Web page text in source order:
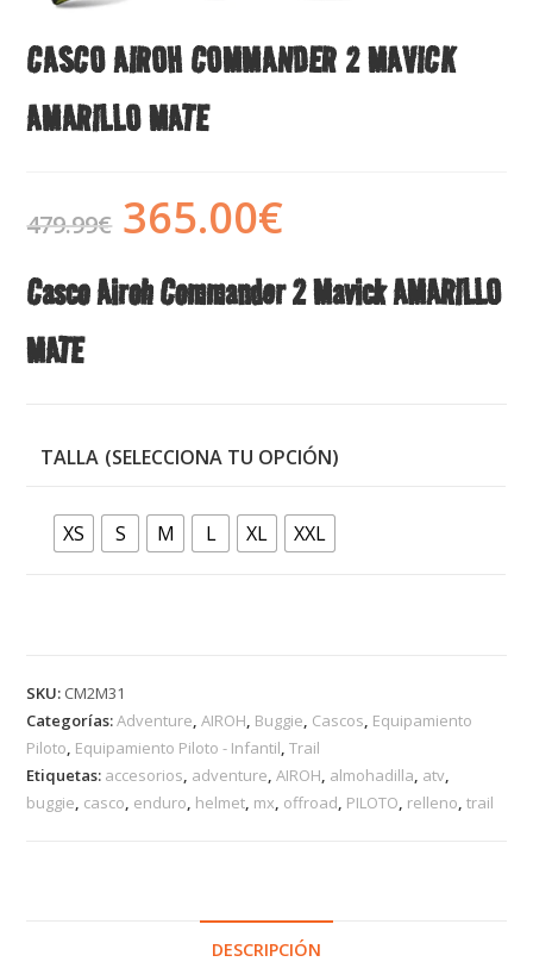
CASCO AIROH COMMANDER 2 MAVICK
AMARILLO MATE
479.99€ 365.00€
Casco Airoh Commander 2 Mavick AMARILLO
MATE
TALLA
XS S M L XL XXL
SKU: CM2M31
Categorías:Adventure,AIROH, Buggie, Cascos, Equipamiento
Piloto, Equipamiento Piloto - Infantil,Trail
Etiquetas: accesorios, adventure,AIROH, almohadilla, atv,
buggie, casco, enduro, helmet, mx, offroad, PILOTO, relleno,trail
DESCRIPCIÓN